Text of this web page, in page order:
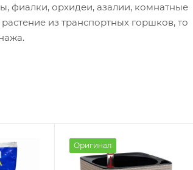
фиалки, орхидеи, азалии, комнатные
из транспортных горшков, то
Оригинал